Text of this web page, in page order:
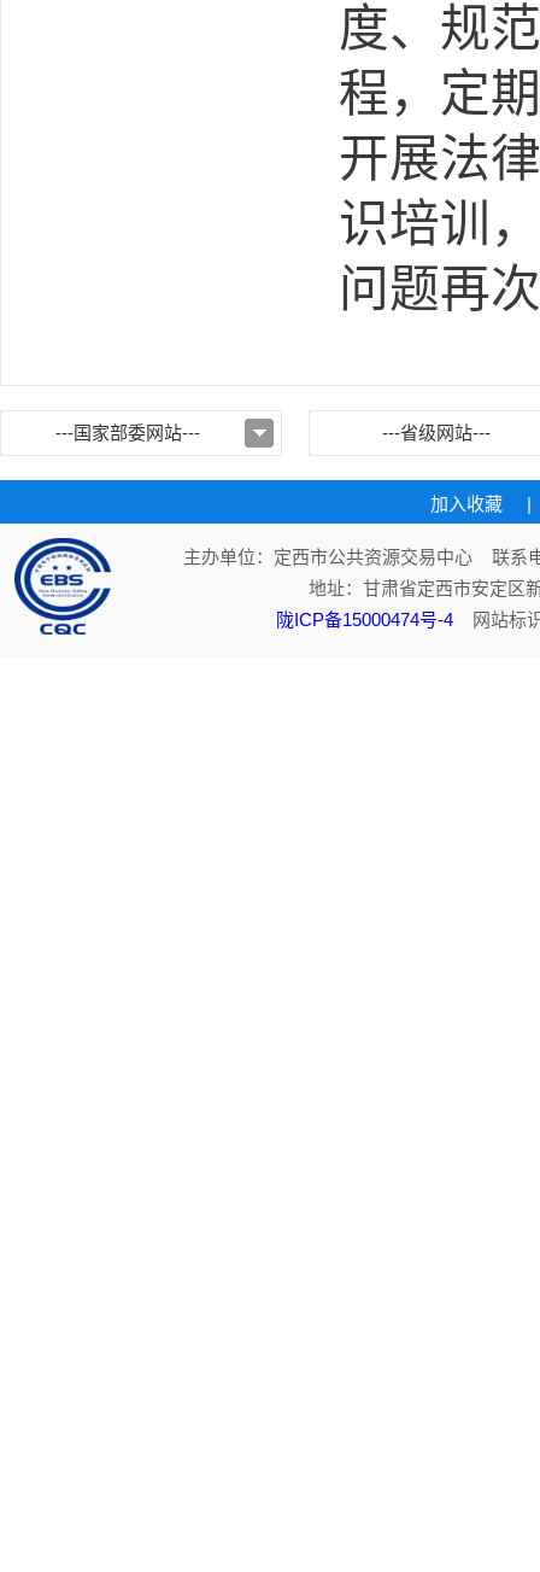
度、规
程，定
开展法
识培训
问题再
---国家部委网站--- ---省级网站---
加入收藏 |
主办单位：定西市公共资源交易中心 联系
地址：甘肃省定西市安定
陇ICP备15000474号-4 网站标